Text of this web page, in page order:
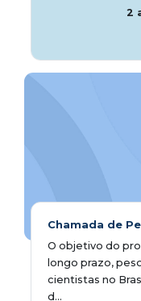
2
Chamada de
O objetivo do
longo prazo,
cientistas no
d...